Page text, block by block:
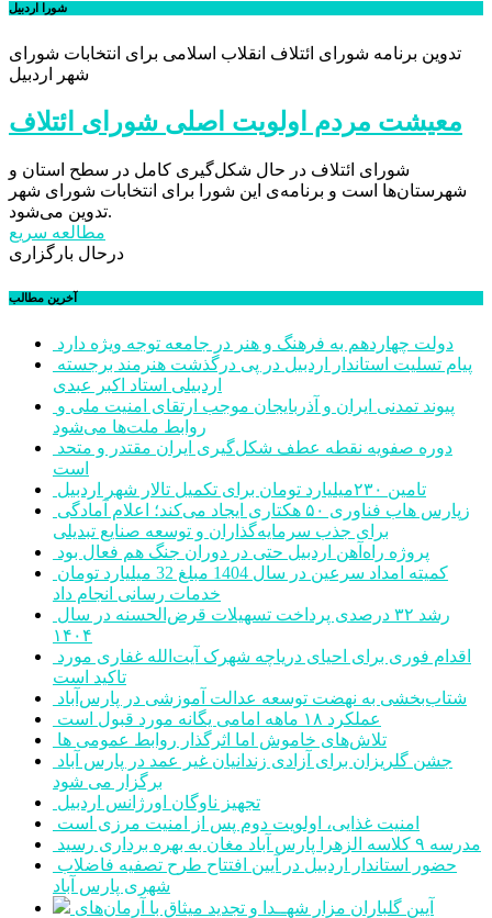
شورا اردبیل
تدوین برنامه شورای ائتلاف انقلاب اسلامی برای انتخابات شورای
شهر اردبیل
معیشت مردم اولویت اصلی شورای ائتلاف
شورای ائتلاف در حال شکل‌گیری کامل در سطح استان و
شهرستان‌ها است و برنامه‌ی این شورا برای انتخابات شورای شهر
تدوین می‌شود.
مطالعه سریع
درحال بارگزاری
آخرین مطالب
دولت چهاردهم به فرهنگ و هنر در جامعه توجه ویژه دارد
اردبیلی استاد اکبر عبدی
روابط ملت‌ها می‌شود
است
تامین ۲۳۰میلیارد تومان برای تکمیل تالار شهر اردبیل
برای جذب سرمایه‌گذاران و توسعه صنایع تبدیلی
پروژه راه‌آهن اردبیل حتی در دوران جنگ هم فعال بود
خدمات رسانی انجام داد
۱۴۰۴
تاکید است
شتاب‌بخشی به نهضت توسعه عدالت آموزشی در پارس‌آباد
عملکرد ۱۸ ماهه امامی یگانه مورد قبول است
تلاش‌های خاموش اما اثرگذار روابط عمومی ها
برگزار می شود
تجهیز ناوگان اورژانس اردبیل
امنیت غذایی، اولویت دوم پس از امنیت مرزی است
مدرسه ۹ کلاسه الزهرا پارس آباد مغان به بهره برداری رسید
شهری پارس آباد